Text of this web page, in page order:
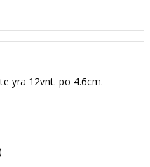
yra 12vnt. po 4.6cm.